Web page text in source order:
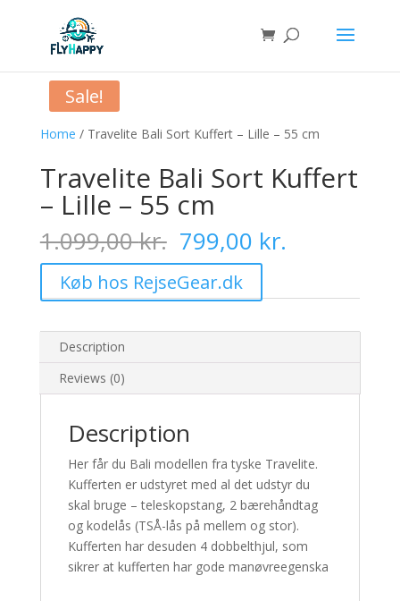
Home / Travelite Bali Sort Kuffert – Lille – 55 cm
Sale!
Travelite Bali Sort Kuffert
– Lille – 55 cm
1.099,00kr. Original
price
was:
1.099,00 kr..
799,00 kr.
799,00 kr..
Køb hos RejseGear.dk
Description
Reviews (0)
Description
Her får du Bali modellen fra tyske Travelite.
Kufferten er udstyret med al det udstyr du
skal bruge – teleskopstang, 2 bærehåndtag
og kodelås (TSÅ-lås på mellem og stor).
Kufferten har desuden 4 dobbelthjul, som
sikrer at kufferten har gode manøvreegenska